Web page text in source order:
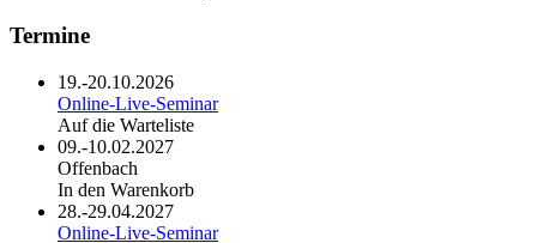
Termine
19.-20.10.2026
Online-Live-Seminar
Auf die Warteliste
09.-10.02.2027
Offenbach
In den Warenkorb
28.-29.04.2027
Online-Live-Seminar